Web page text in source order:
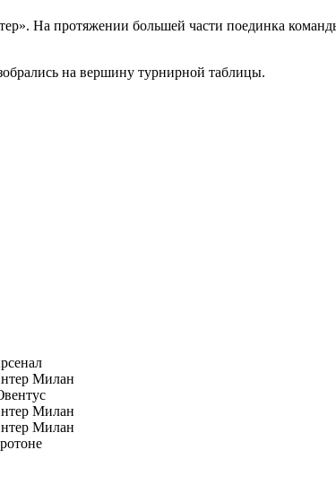
На протяжении большей части поединка
на вершину турнирной таблицы.
Милан
Милан
Милан